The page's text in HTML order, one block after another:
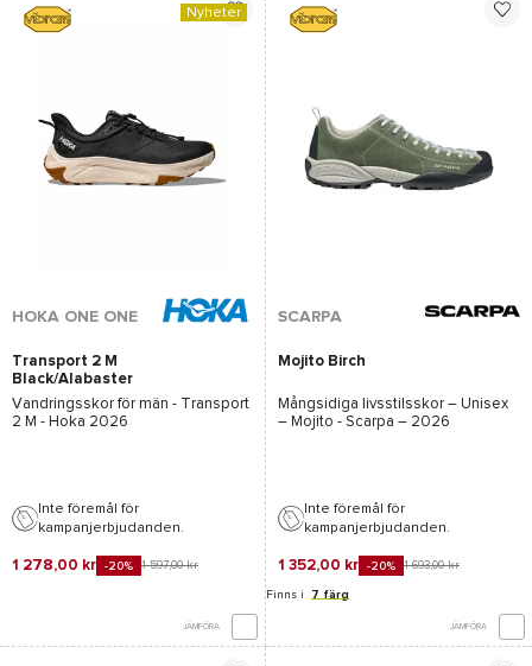
Nyheter
HOKA ONE ONE
Transport 2 M
Black/Alabaster
Vandringsskor för män -
Transport
2 M - Hoka 2026
Inte föremål för
kampanjerbjudanden.
1 278,00 kr -20% 1 597,00 kr
JÄMFÖRA
SCARPA
Mojito Birch
Mångsidiga livsstilsskor – Unisex
– Mojito - Scarpa – 2026
Inte föremål för
kampanjerbjudanden.
1 352,00 kr -20% 1 693,00 kr
Finns i 7 färg
JÄMFÖRA